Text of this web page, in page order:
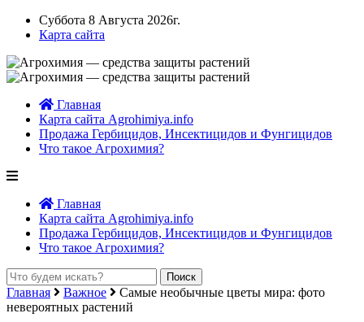
Суббота 8 Августа 2026г.
Карта сайта
Главная
Карта сайта Agrohimiya.info
Продажа Гербицидов, Инсектицидов и Фунгицидов
Что такое Агрохимия?
Главная
Карта сайта Agrohimiya.info
Продажа Гербицидов, Инсектицидов и Фунгицидов
Что такое Агрохимия?
Главная Важное
Самые необычные цветы мира: фото
невероятных растений